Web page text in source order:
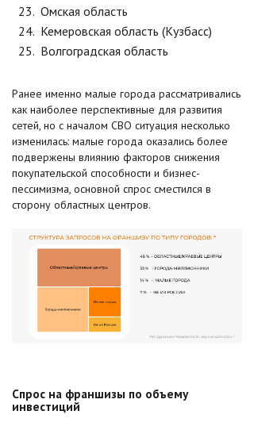
Омская область
Кемеровская область (Кузбасс)
Волгоградская область
Ранее именно малые города рассматривались
как наиболее перспективные для развития
сетей, но с началом СВО ситуация несколько
изменилась: малые города оказались более
подвержены влиянию факторов снижения
покупательской способности и бизнес-
пессимизма, основной спрос сместился в
сторону областных центров.
Спрос на франшизы по объему
инвестиций